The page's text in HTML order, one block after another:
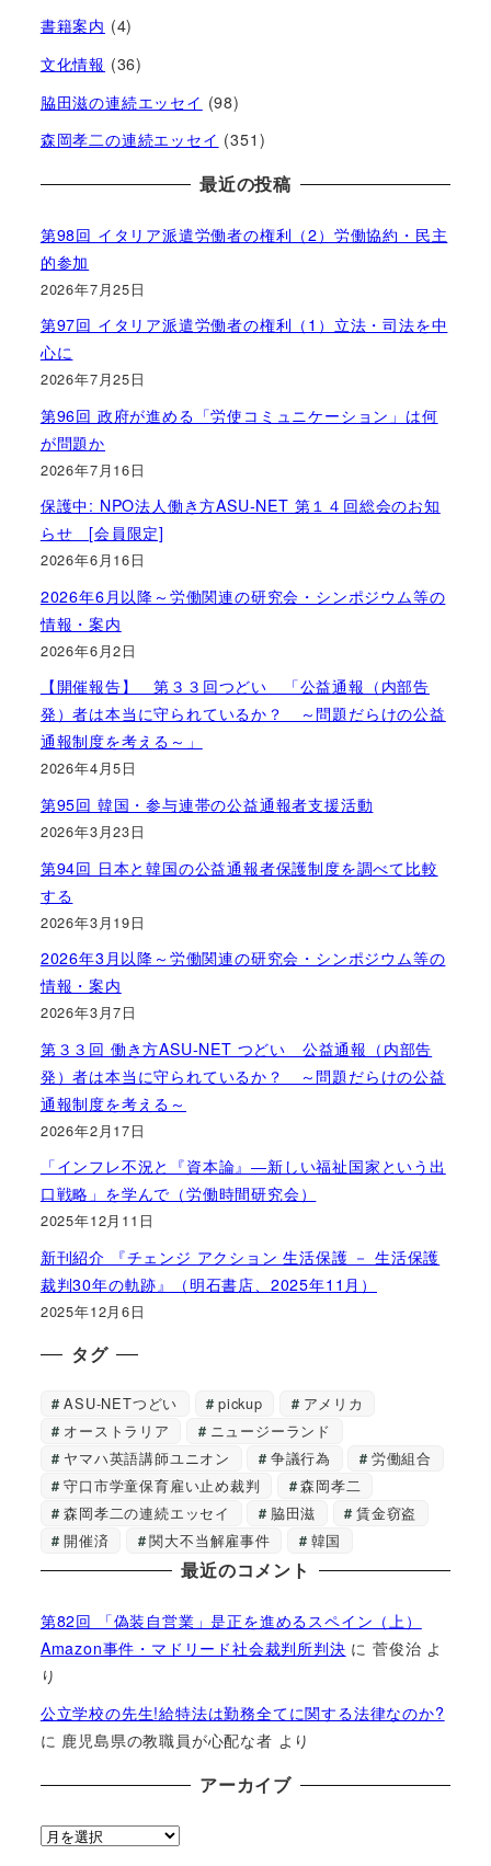
書籍案内 (4)
文化情報 (36)
脇田滋の連続エッセイ (98)
森岡孝二の連続エッセイ (351)
最近の投稿
第98回 イタリア派遣労働者の権利（2）労働協約・民主
的参加
2026年7月25日
第97回 イタリア派遣労働者の権利（1）立法・司法を中
心に
2026年7月25日
第96回 政府が進める「労使コミュニケーション」は何
が問題か
2026年7月16日
保護中: NPO法人働き方ASU-NET 第１４回総会のお知
らせ [会員限定]
2026年6月16日
2026年6月以降～労働関連の研究会・シンポジウム等の
情報・案内
2026年6月2日
【開催報告】 第３３回つどい 「公益通報（内部告
発）者は本当に守られているか？ ～問題だらけの公益
通報制度を考える～」
2026年4月5日
第95回 韓国・参与連帯の公益通報者支援活動
2026年3月23日
第94回 日本と韓国の公益通報者保護制度を調べて比較
する
2026年3月19日
2026年3月以降～労働関連の研究会・シンポジウム等の
情報・案内
2026年3月7日
第３３回 働き方ASU-NET つどい 公益通報（内部告
発）者は本当に守られているか？ ～問題だらけの公益
通報制度を考える～
2026年2月17日
「インフレ不況と『資本論』―新しい福祉国家という出
口戦略」を学んで（労働時間研究会）
2025年12月11日
新刊紹介 『チェンジ アクション 生活保護 － 生活保護
裁判30年の軌跡』（明石書店、2025年11月）
2025年12月6日
タグ
ASU-NETつどい pickup
アメリカ
オーストラリア
ニュージーランド
ヤマハ英語講師ユニオン
争議行為
労働組合
守口市学童保育雇い止め裁判
森岡孝二
森岡孝二の連続エッセイ
脇田滋
賃金窃盗
開催済
関大不当解雇事件 韓国
最近のコメント
第82回 「偽装自営業」是正を進めるスペイン（上）
Amazon事件・マドリード社会裁判所判決 に菅俊治 よ
り
公立学校の先生!給特法は勤務全てに関する法律なのか?
に 鹿児島県の教職員が心配な者 より
アーカイブ
ア